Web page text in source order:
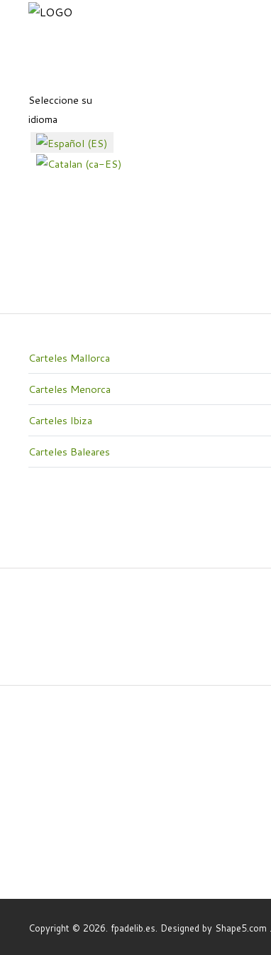
Seleccione su
idioma
Carteles Mallorca
Carteles Menorca
Carteles Ibiza
Carteles Baleares
Copyright © 2026. fpadelib.es. Designed by Shape5.com